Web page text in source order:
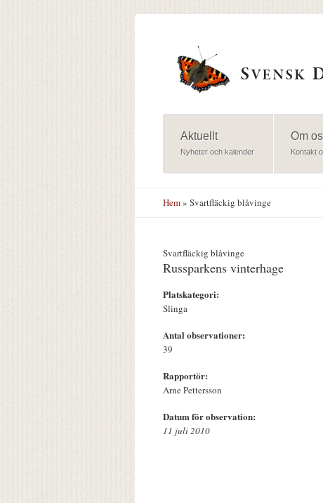
Aktuellt
Nyheter och kalender
Om
Kontakt
Hem» Svartfläckig blåvinge
Svartfläckig blåvinge
Russparkens vinterhage
Platskategori:
Slinga
Antal observationer:
39
Rapportör:
Arne Pettersson
Datum för observation:
11 juli 2010